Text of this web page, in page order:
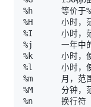
%H      小时，
%I      小时，
%j      一年中的
%k      小时，使
%l      小时，使
%m      月，范
%M      分钟，